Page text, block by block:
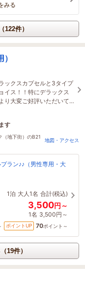
みる
122件）
ックスカプセルと3タイプ
イス！！特にデラックス
り大変ご好評いただいて
ご提供いたします。
す
（地下街）のB21
地図・アクセス
ラン♪♪（男性専用・大
1泊 大人1名 合計(税込)
3,500円～
1名 3,500円～
ポイントUP 70ポイント～
19件）